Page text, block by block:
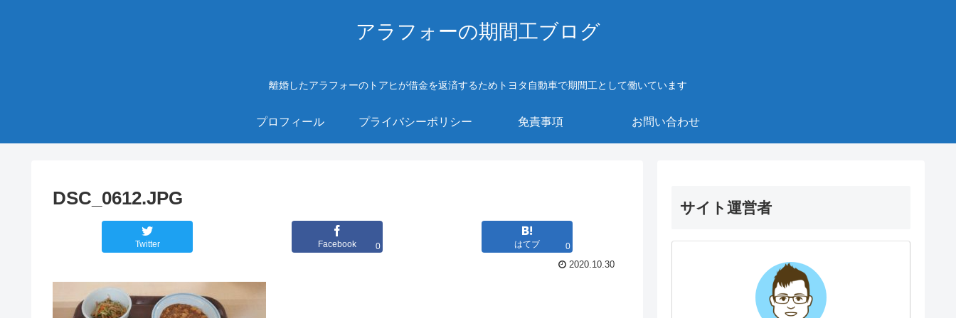
アラフォーの期間工ブログ
離婚したアラフォーのトアヒが借金を返済するためトヨタ自動車で期間工として働いています
プロフィール プライバシーポリシー 免責事項 お問い合わせ
DSC_0612.JPG
Twitter Facebook 0 はてブ
0
2020.10.30
サイト運営者